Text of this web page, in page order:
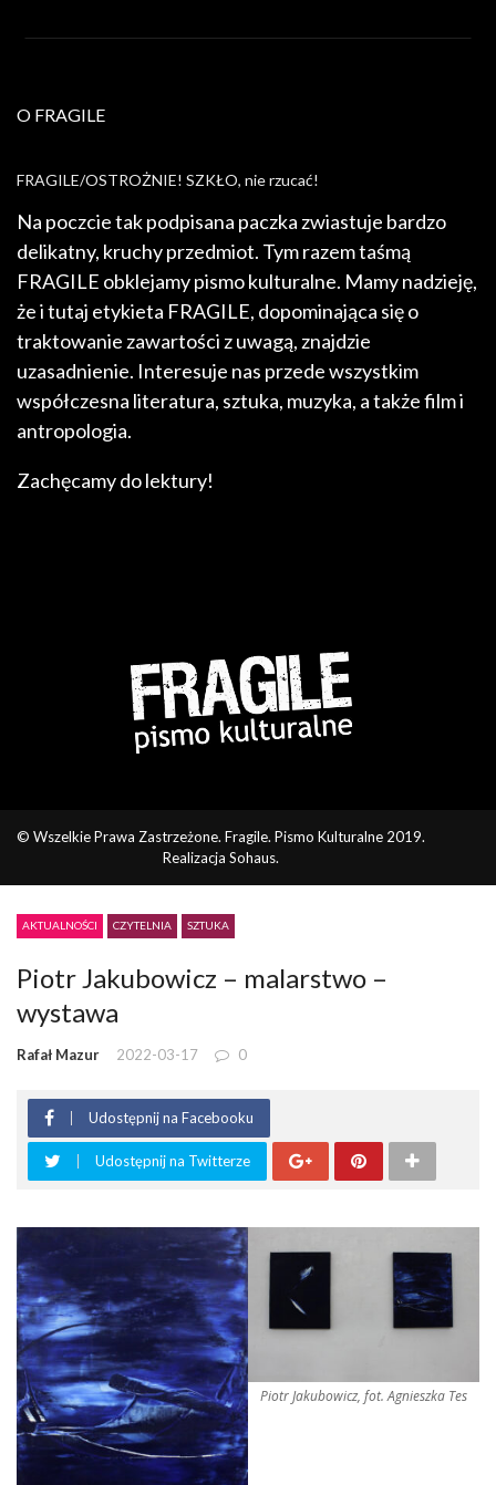
O FRAGILE
FRAGILE/OSTROŻNIE! SZKŁO, nie rzucać!
Na poczcie tak podpisana paczka zwiastuje bardzo
delikatny, kruchy przedmiot. Tym razem taśmą
FRAGILE obklejamy pismo kulturalne. Mamy nadzieję,
że i tutaj etykieta FRAGILE, dopominająca się o
traktowanie zawartości z uwagą, znajdzie
uzasadnienie. Interesuje nas przede wszystkim
współczesna literatura, sztuka, muzyka, a także film i
antropologia.
Zachęcamy do lektury!
© Wszelkie Prawa Zastrzeżone. Fragile. Pismo Kulturalne 2019.
Realizacja Sohaus.
AKTUALNOŚCI CZYTELNIA SZTUKA
Piotr Jakubowicz – malarstwo –
wystawa
Rafał Mazur 2022-03-17 0
Udostępnij na Facebooku
Udostępnij na Twitterze
Piotr Jakubowicz, fot. Agnieszka Tes